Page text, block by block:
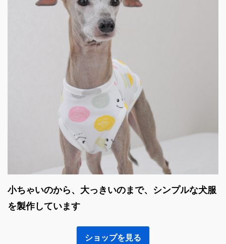
小ちゃいのから、大っきいのまで、シンプルな犬服
を製作しています
ショップを見る